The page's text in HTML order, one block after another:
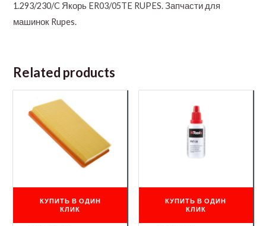
1.293/230/C Якорь ER03/05TE RUPES. Запчасти для
машинок Rupes.
Related products
КУПИТЬ В ОДИН
КЛИК
КУПИТЬ В ОДИН
КЛИК